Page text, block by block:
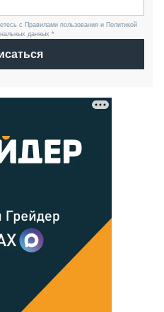
с Правилами пользования и Политикой
данных *